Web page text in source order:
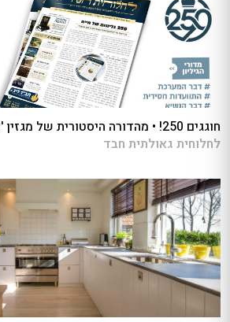
חוגגים 250! • מהדורה היסטורית של מגזין 'לחלוחית חסידית'
לחלוחית גאולתית חבד